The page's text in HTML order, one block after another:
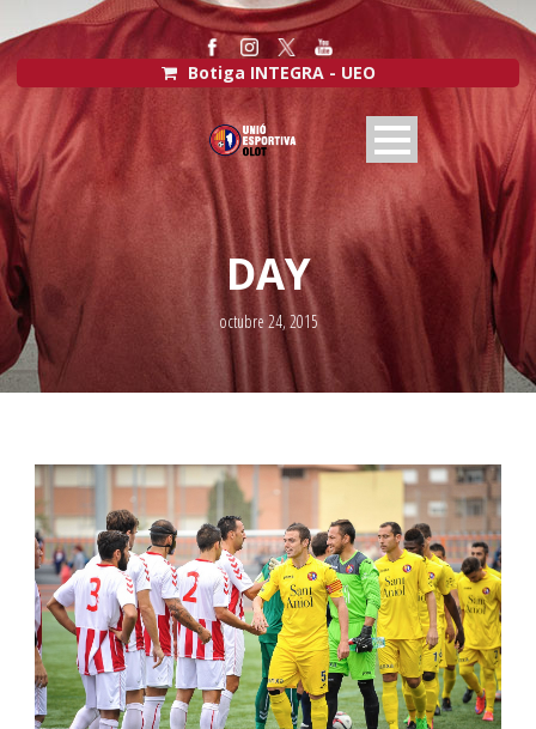
Botiga INTEGRA - UEO
DAY
octubre 24, 2015